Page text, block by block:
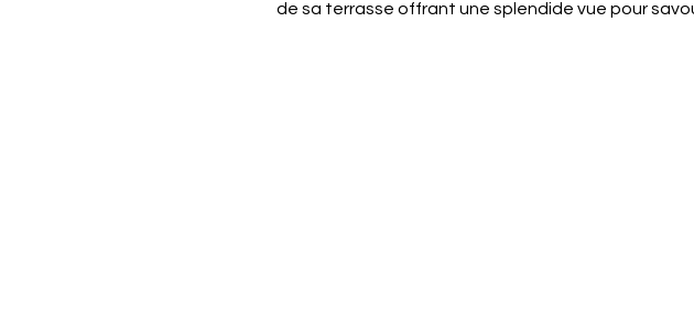
de sa terrasse offrant une splendide vue pour